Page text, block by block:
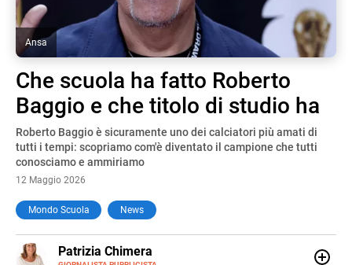
Ansa
Che scuola ha fatto Roberto
Baggio e che titolo di studio ha
Roberto Baggio è sicuramente uno dei calciatori più amati di
tutti i tempi: scopriamo com'è diventato il campione che tutti
conosciamo e ammiriamo
12 Maggio 2026
Mondo Scuola News
Patrizia Chimera
E-
MAIL